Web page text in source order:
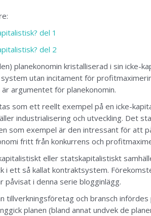
del 1
del 2
planekonomin kristalliserad i sin icke-
utan incitament för
argumentet för planekonomin.
som ett reellt exempel på en icke-
industrialisering och utveckling. Det
som exempel är den intressant för att
fritt från konkurrens och
eller statskapitalistiskt
ett så kallat kontraktsystem.
i denna serie blogginlägg.
och bransch
planen (bland annat undvek de